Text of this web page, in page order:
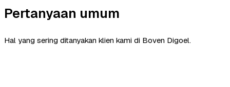
Pertanyaan umum
Hal yang sering ditanyakan klien kami di Boven Digoel.